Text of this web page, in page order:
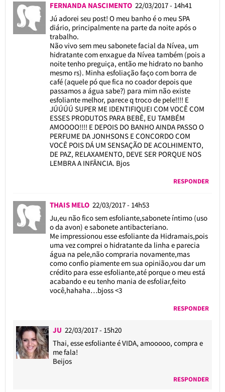
FERNANDA NASCIMENTO 22/03/2017 - 14h41
Jú adorei seu post! O meu banho é o meu SPA
diário, principalmente na parte da noite após o
trabalho.
Não vivo sem meu sabonete facial da Nívea, um
hidratante com enxague da Nívea também (pois a
noite tenho preguiça, então me hidrato no banho
mesmo rs). Minha esfoliação faço com borra de
café (aquele pó que fica no coador depois que
passamos a água sabe?) para mim não existe
esfoliante melhor, parece q troco de pele!!!! E
JÚÚÚÚ SUPER ME IDENTIFIQUEI COM VOCÊ COM
ESSES PRODUTOS PARA BEBÊ, EU TAMBÉM
AMOOOO!!!! E DEPOIS DO BANHO AINDA PASSO O
PERFUME DA JONHSONS E CONCORDO COM
VOCÊ POIS DÁ UM SENSAÇÃO DE ACOLHIMENTO,
DE PAZ, RELAXAMENTO, DEVE SER PORQUE NOS
LEMBRA A INFÂNCIA. Bjos
RESPONDER
THAIS MELO 22/03/2017 - 14h53
Ju,eu não fico sem esfoliante,sabonete íntimo (uso
o da avon) e sabonete antibacteriano.
Me impressionou esse esfoliante da Hidramais,pois
uma vez comprei o hidratante da linha e parecia
água na pele,não compraria novamente,mas
como confio piamente em sua opinião,vou dar um
crédito para esse esfoliante,até porque o meu está
acabando e eu tenho mania de esfoliar,feito
você,hahaha…bjoss <3
RESPONDER
JU 22/03/2017 - 15h20
Thai, esse esfoliante é VIDA, amooooo, compra e
me fala!
Beijos
RESPONDER